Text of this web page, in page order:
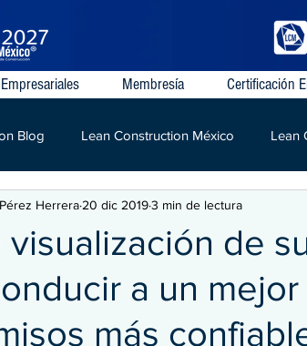
Membresía Certificación
Blog Lean Construction México Lean
IPD Lean LPDS VSM
visualización de
a un mejor
más
Herrera 20 dic 20193 min de lectura